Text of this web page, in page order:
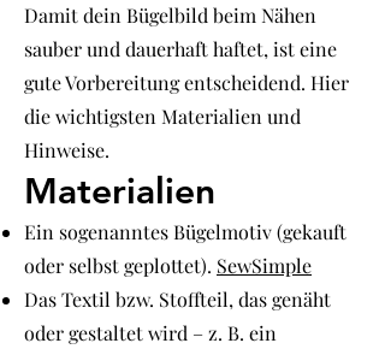
Damit dein Bügelbild beim Nähen
sauber und dauerhaft haftet, ist eine
gute Vorbereitung entscheidend. Hier
die wichtigsten Materialien und
Hinweise.
Materialien
Ein sogenanntes Bügelmotiv (gekauft
oder selbst geplottet). SewSimple
Das Textil bzw. Stoffteil, das genäht
oder gestaltet wird – z. B. ein